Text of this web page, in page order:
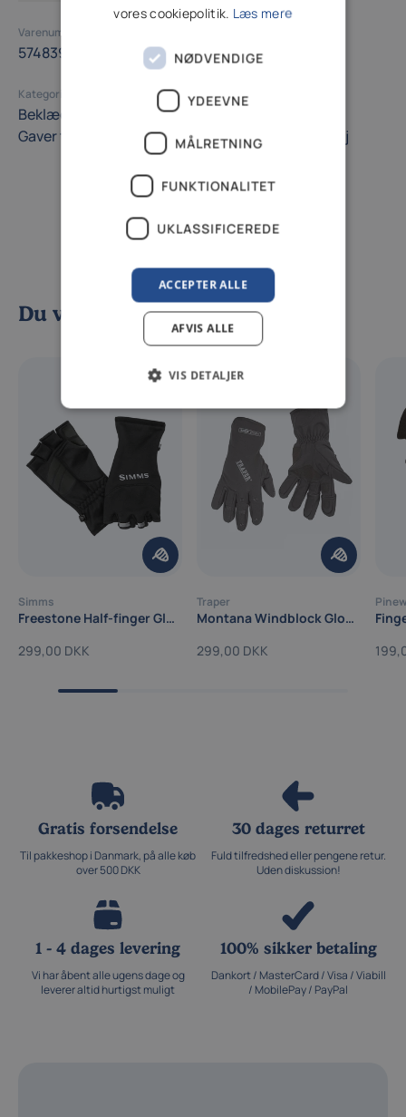
Varenummer (SKU)
574839
Kategori
Beklædning Fingerløse handsker
Gaver til fluefiskerenHandskerSjove gaveideer Tøj
Du vil måske også kunne lide
Simms
Freestone Half-finger Glove - Fiskehandsker
299,00 DKK
Traper
Montana Windblock Gloves
299,00 DKK
Gratis forsendelse
Til pakkeshop i Danmark, på alle køb
over 500 DKK
30 dages returret
Fuld tilfredshed eller pengene retur.
Uden diskussion!
1 - 4 dages levering
Vi har åbent alle ugens dage og
leverer altid hurtigst muligt
100% sikker betaling
Dankort / MasterCard / Visa / Viabill
/ MobilePay / PayPal
vores cookiepolitik. Læs mere
NØDVENDIGE
YDEEVNE
MÅLRETNING
FUNKTIONALITET
UKLASSIFICEREDE
ACCEPTER ALLE
AFVIS ALLE
VIS DETALJER